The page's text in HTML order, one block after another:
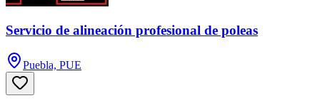
Servicio de alineación profesional de poleas
Puebla, PUE